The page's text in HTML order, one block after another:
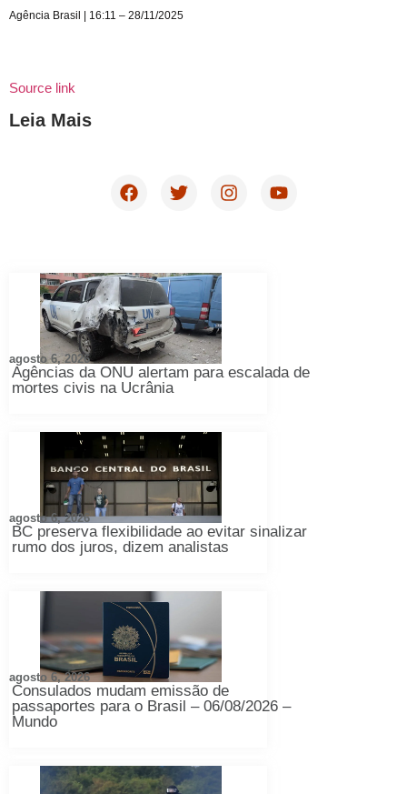
Agência Brasil | 16:11 – 28/11/2025
Source link
Leia Mais
Agências da ONU alertam para escalada de
mortes civis na Ucrânia
agosto 6, 2026
BC preserva flexibilidade ao evitar sinalizar
rumo dos juros, dizem analistas
agosto 6, 2026
Consulados mudam emissão de
passaportes para o Brasil – 06/08/2026 –
Mundo
agosto 6, 2026